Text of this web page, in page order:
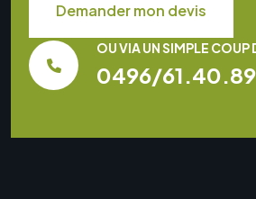
Demander mon devis
OU VIA UN SIMPLE COUP
0496/61.40.89